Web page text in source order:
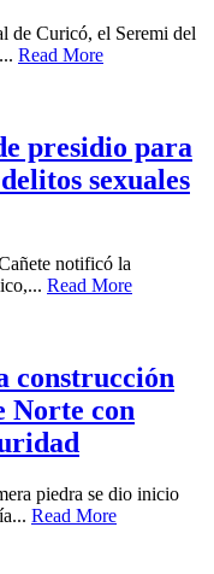
de Curicó, el Seremi del
Read More
presidio para
sexuales
notificó la
Read More
construcción
Norte con
piedra se dio inicio
Read More